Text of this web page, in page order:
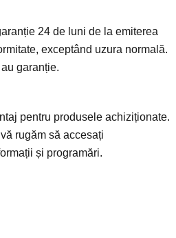
24 de luni de la emiterea
exceptând uzura normală.
garanție.
pentru produsele achiziționate.
rugăm să accesați
și programări.